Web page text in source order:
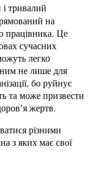
тривалий
на
працівника. Це
сучасних
легко
не лише для
бо руйнує
та може призвести
жертв.
різними
з яких має свої